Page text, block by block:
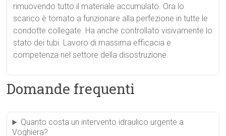
rimuovendo tutto il materiale accumulato. Ora lo
scarico è tornato a funzionare alla perfezione in tutte le
condotte collegate. Ha anche controllato visivamente lo
stato dei tubi. Lavoro di massima efficacia e
competenza nel settore della disostruzione.
Domande frequenti
Quanto costa un intervento idraulico urgente a
Voghiera?